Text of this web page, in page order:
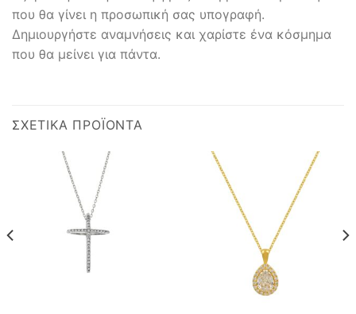
που θα γίνει η προσωπική σας υπογραφή.
Δημιουργήστε αναμνήσεις και χαρίστε ένα κόσμημα
που θα μείνει για πάντα.
ΣΧΕΤΙΚΆ ΠΡΟΪΌΝΤΑ